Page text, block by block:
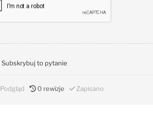
Subskrybuj to pytanie
Podgląd 0 rewizje Zapisano